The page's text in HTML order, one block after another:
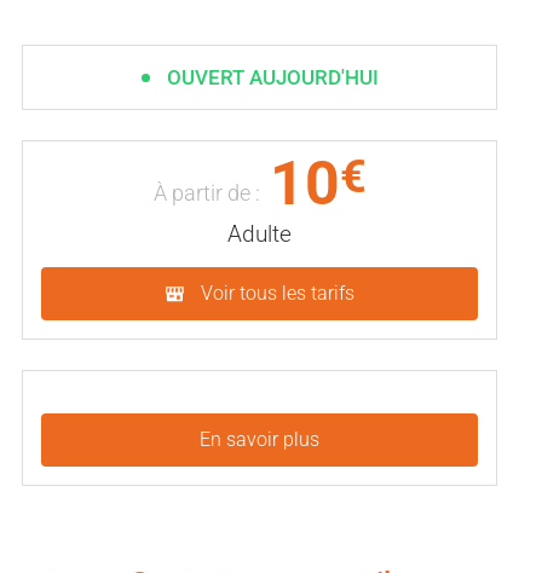
OUVERT AUJOURD'HUI
À partir de : 10€
Adulte
Voir tous les tarifs
En savoir plus